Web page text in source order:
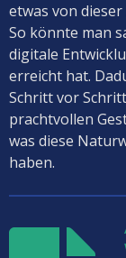
etwas von
So könnte man
digitale
erreicht hat.
Schritt vor
prachtvollen
was diese
haben.